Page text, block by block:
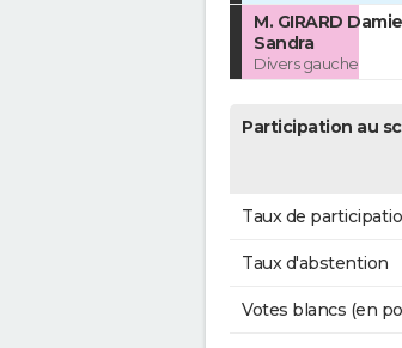
M. GIRARD
Sandra
Divers gauche
Participation au
Taux de
Taux d'abstention
Votes blancs (en